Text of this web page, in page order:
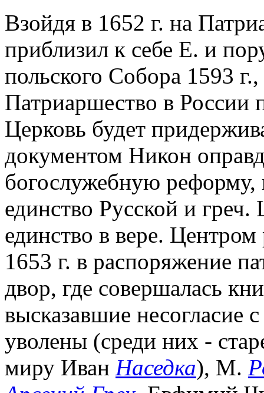
Взойдя в 1652 г. на
приблизил к себе Е. и
польского Собора 1593
Патриаршество в России
Церковь будет
документом Никон
богослужебную
единство Русской и греч.
единство в вере.
1653 г. в распоряжение
двор, где совершалась
высказавшие несогласие
уволены (среди них -
миру Иван Наседка), М.